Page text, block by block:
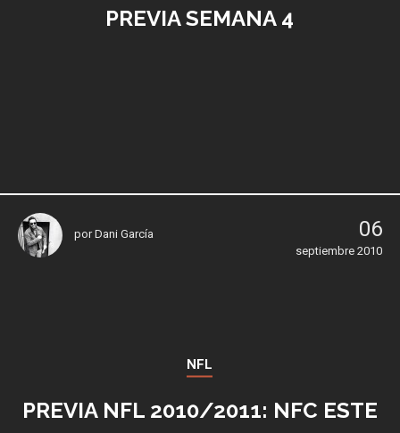
PREVIA SEMANA 4
porDani García 06
septiembre 2010
NFL
PREVIA NFL 2010/2011: NFC ESTE